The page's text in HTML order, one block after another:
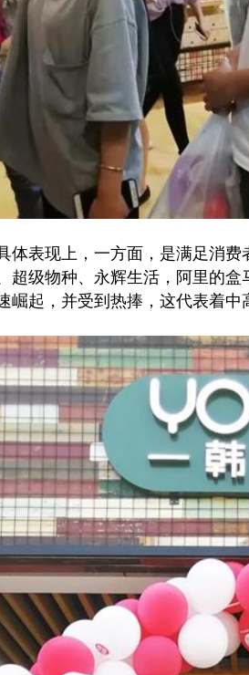
抖音号
表现上，一方面，是满足消费
超级物种、永辉生活，阿里的盒
崛起，并受到热捧，这代表着中